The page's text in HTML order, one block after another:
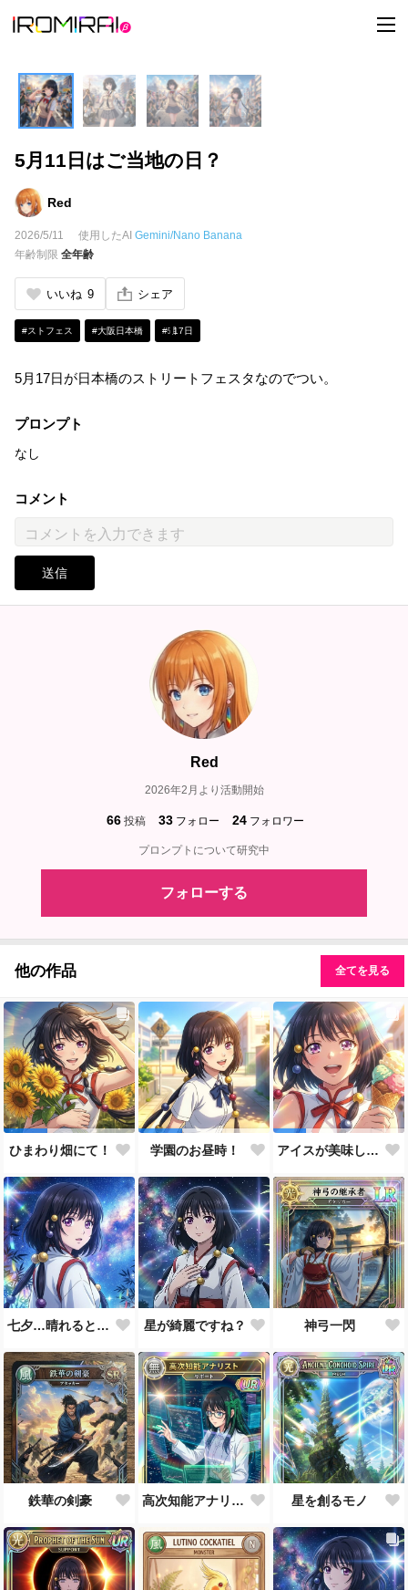
t
o
5月11日はご当地の日？
Red
2026/5/11 使用したAI Gemini/Nano Banana
年齢制限 全年齢
いいね 9 シェア
#ストフェス #大阪日本橋 #㋄17日
5月17日が日本橋のストリートフェスタなのでつい。
プロンプト
なし
コメント
送信
Red
2026年2月より活動開始
66 投稿 33 フォロー 24 フォロワー
プロンプトについて研究中
フォローする
他の作品 全てを見る
ひまわり畑にて！ 学園のお昼時！ アイスが美味しい季節です
七夕…晴れると良いなぁ。 星が綺麗ですね？ 神弓一閃
鉄華の剣豪 高次知能アナリスト MEI（Mathematical Electronic Intelligenc） 星を創るモノ